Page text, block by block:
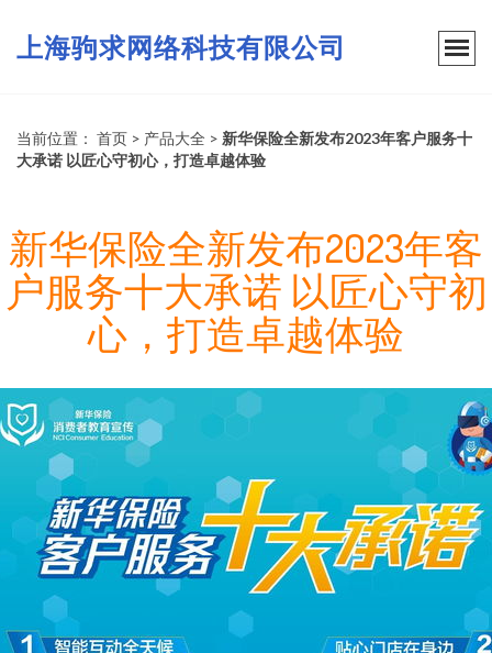
上海驹求网络科技有限公司
当前位置： 首页 > 产品大全 > 新华保险全新发布2023年客户服务十
大承诺 以匠心守初心，打造卓越体验
新华保险全新发布2023年客
户服务十大承诺 以匠心守初
心，打造卓越体验